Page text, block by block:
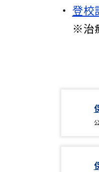
登校
※治